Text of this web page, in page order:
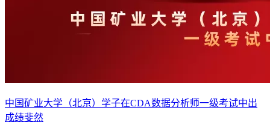
中国矿业大学（北京）学子在CDA数据分析师一级考试中出
成绩斐然